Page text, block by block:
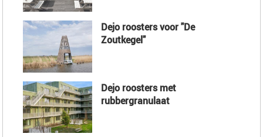
Dejo roosters voor "De
Zoutkegel"
Dejo roosters met
rubbergranulaat